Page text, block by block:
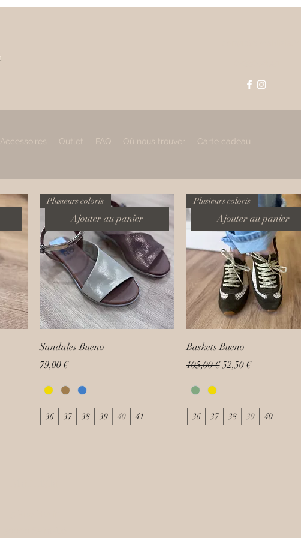
Accessoires Outlet FAQ Où nous trouver Carte cadeau
Ajouter au panier
Plusieurs coloris
Sandales Bueno
Prix
79,00 €
36 37 38 39 40 41
Ajouter au panier
Plusieurs coloris
Baskets Bueno
Prix original
105,00 € Prix promotionnel
52,50 €
36 37 38 39 40